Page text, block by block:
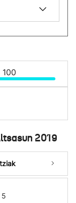
100
2019
5